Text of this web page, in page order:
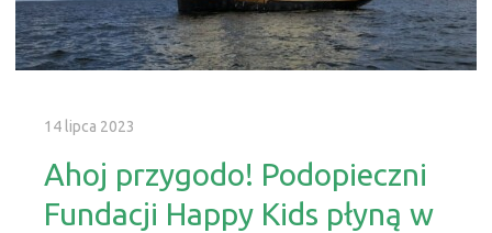
14 lipca 2023
Ahoj przygodo! Podopieczni
Fundacji Happy Kids płyną w